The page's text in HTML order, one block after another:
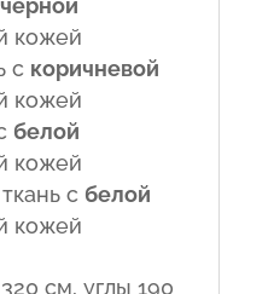
чёрной
кожей
с коричневой
кожей
белой
кожей
ткань с белой
кожей
см, углы 190